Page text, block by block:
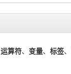
运算符、 变量、 标签、